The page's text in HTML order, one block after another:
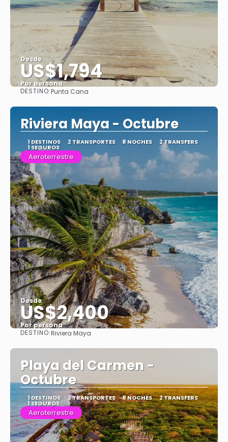
Desde
US$1,794
Por persona
DESTINO:Punta Cana
Riviera Maya - Octubre
1 DESTINOS 2 TRANSPORTES 8 NOCHES 2 TRANSFERS
1 SEGUROS
Aeroterrestre
Desde
US$2,400
Por persona
DESTINO:Riviera Maya
Playa del Carmen -
Octubre
1 DESTINOS 2 TRANSPORTES 8 NOCHES 2 TRANSFERS
1 SEGUROS
Aeroterrestre